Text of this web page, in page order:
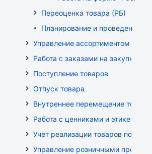
Переоценка товара (РБ)
Планирование и проведение
Управление ассортиментом
Работа с заказами на закупку
Поступление товаров
Отпуск товара
Внутреннее перемещение товаров
Работа с ценниками и этикетками
Учет реализации товаров по кассе
Управление розничными